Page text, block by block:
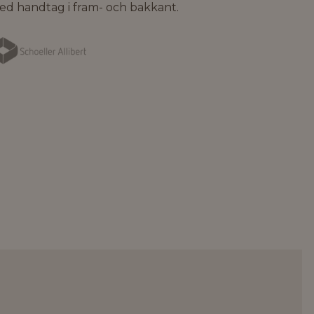
handtag i fram- och bakkant.